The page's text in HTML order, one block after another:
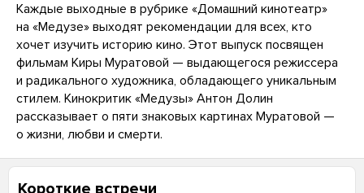
Каждые выходные в рубрике «Домашний кинотеатр»
на «Медузе» выходят рекомендации для всех, кто
хочет изучить историю кино. Этот выпуск посвящен
фильмам Киры Муратовой — выдающегося режиссера
и радикального художника, обладающего уникальным
стилем. Кинокритик «Медузы» Антон Долин
рассказывает о пяти знаковых картинах Муратовой —
о жизни, любви и смерти.
Короткие встречи